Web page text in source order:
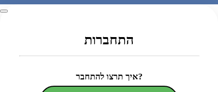
התחברות
איך תרצו להתחבר?